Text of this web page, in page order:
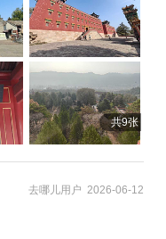
共9张
去哪儿用户 2026-06-12